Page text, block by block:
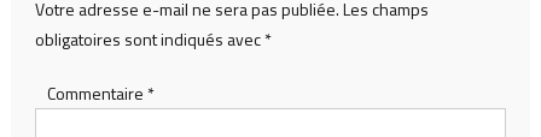
Votre adresse e-mail ne sera pas publiée.Les champs
obligatoires sont indiqués avec*
Commentaire *